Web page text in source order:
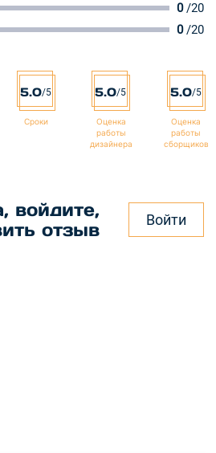
0/20
0/20
5.0/5
Сроки
5.0/5
Оценка
работы
дизайнера
5.0/5
Оценка
работы
сборщиков
войдите,
отзыв
Войти